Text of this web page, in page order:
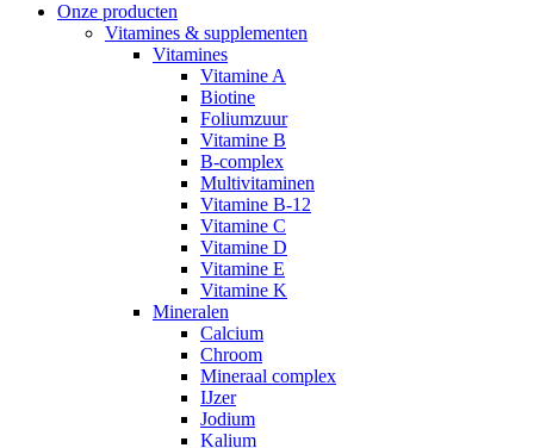
Onze producten
Vitamines & supplementen
Vitamines
Vitamine A
Biotine
Foliumzuur
Vitamine B
B-complex
Multivitaminen
Vitamine B-12
Vitamine C
Vitamine D
Vitamine E
Vitamine K
Mineralen
Calcium
Chroom
Mineraal complex
IJzer
Jodium
Kalium